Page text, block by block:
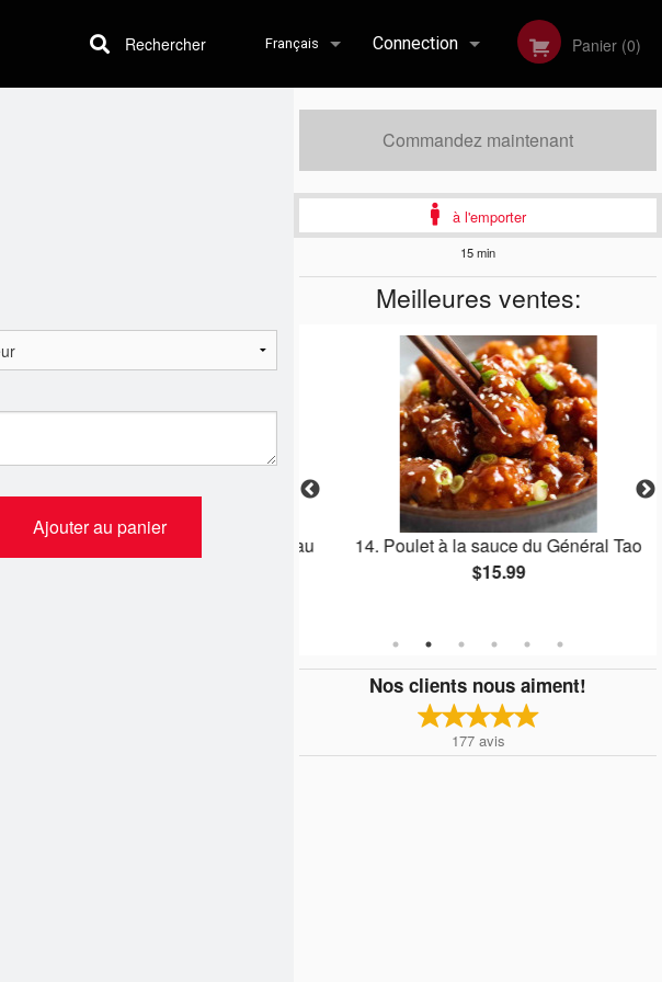
Français Connection
Inscription
Panier (0)
Rechercher
Commandez maintenant
à l'emporter
15 min
Meilleures ventes:
aux légumes assortis et au
14. Poulet à la sauce du Général Tao
$15.99
Nos clients nous aiment!
177 avis
Ajouter au panier